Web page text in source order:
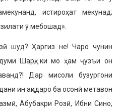
истироҳат мекунад;
ӯ мебошад».
шуд? Ҳаргиз не! Чаро чунин
Шарқ, ки мо ҳам ҷузъи он
Дар мисоли бузургони
ин ақидаро ба осонӣ ме­тавон
Абубакри Розӣ, Ибни Сино,